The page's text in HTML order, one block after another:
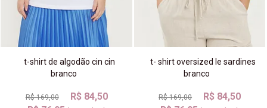
t-shirt de algodão cin cin
branco
R$ 169,00
R$ 84,50
t- shirt oversized le sardines
branco
R$ 169,00
R$ 84,50